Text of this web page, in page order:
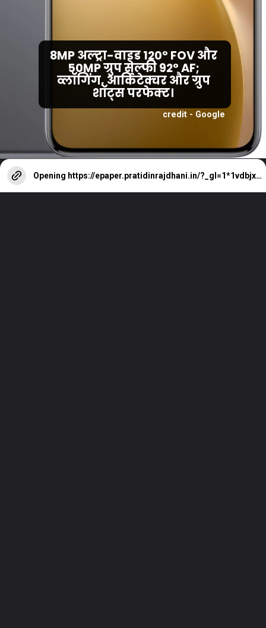
credit - Google
8MP अल्ट्रा-वाइड 120° FOV और
50MP ग्रुप सेल्फी 92° AF;
व्लॉगिंग, आर्किटेक्चर और ग्रुप
शॉट्स परफेक्ट।
Opening https://epaper.pratidinrajdhani.in/?_gl=1*1vdbjxs*_ga*MzM3MjAwMjYzLjE3MzY4MTcxNjk.*_ga_P7KSF993XT*czE3NTU0ODQ4OTgkbzk0JGcwJHQxNzU1NDg0ODk4JGo2MCRsMCRoMA..